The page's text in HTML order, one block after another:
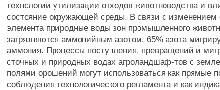
технологии утилизации отходов животноводства и
состояние окружающей среды. В связи с
элемента природные воды зон промышленного
загрязняются аммонийным азотом. 65% азота
аммония. Процессы поступления, превращений и
сточных и природных водах агроландшаф-тов с
полями орошений могут использоваться как прямые
соблюдения технологического регламента и как